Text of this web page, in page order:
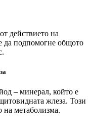
действието на
да подпомогне общото
– минерал, който е
жлеза. Този
на метаболизма.